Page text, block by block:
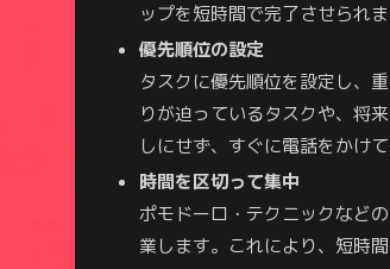
ップを短時間で完了させられ
優先順位の設定
タスクに優先順位を設定し、
りが迫っているタスクや、将
しにせず、すぐに電話をかけ
時間を区切って集中
ポモドーロ・テクニックなど
業します。これにより、短時